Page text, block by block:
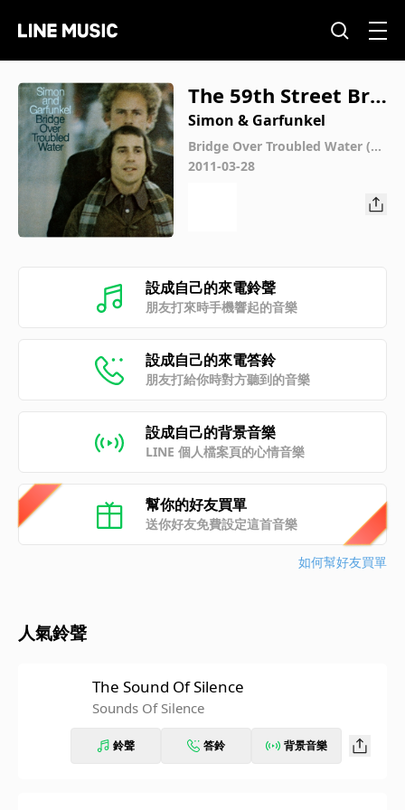
The 59th Street Bri
dge Song (Feelin' Gr
oovy)
Simon & Garfunkel
Bridge Over Troubled Water (40
th Anniversary Edition)
2011-03-28
設成自己的來電鈴聲
朋友打來時手機響起的音樂
設成自己的來電答鈴
朋友打給你時對方聽到的音樂
設成自己的背景音樂
LINE 個人檔案頁的心情音樂
幫你的好友買單
送你好友免費設定這首音樂
如何幫好友買單
人氣鈴聲
The Sound Of Silence
Sounds Of Silence
鈴聲 答鈴 背景音樂